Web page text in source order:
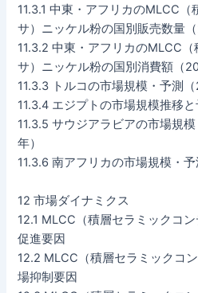
11.3.1 中東・アフリカのMLCC
サ）ニッケル粉の国別販売数量
11.3.2 中東・アフリカのMLCC
サ）ニッケル粉の国別消費額（
11.3.3 トルコの市場規模・予測
11.3.4 エジプトの市場規模推移
11.3.5 サウジアラビアの市場規
年）
11.3.6 南アフリカの市場規模・
12 市場ダイナミクス
12.1 MLCC（積層セラミックコ
促進要因
12.2 MLCC（積層セラミックコ
場抑制要因